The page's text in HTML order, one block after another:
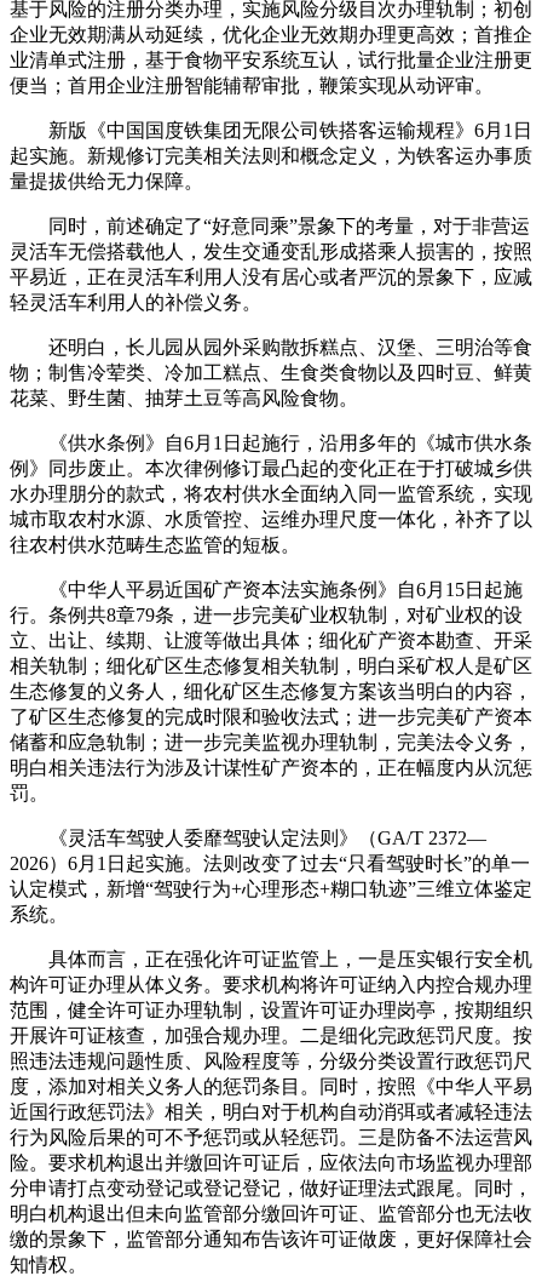
基于风险的注册分类办理，实施风险分级目次办理轨制；初创
企业无效期满从动延续，优化企业无效期办理更高效；首推企
业清单式注册，基于食物平安系统互认，试行批量企业注册更
便当；首用企业注册智能辅帮审批，鞭策实现从动评审。
新版《中国国度铁集团无限公司铁搭客运输规程》6月1日
起实施。新规修订完美相关法则和概念定义，为铁客运办事质
量提拔供给无力保障。
同时，前述确定了“好意同乘”景象下的考量，对于非营运
灵活车无偿搭载他人，发生交通变乱形成搭乘人损害的，按照
平易近，正在灵活车利用人没有居心或者严沉的景象下，应减
轻灵活车利用人的补偿义务。
还明白，长儿园从园外采购散拆糕点、汉堡、三明治等食
物；制售冷荤类、冷加工糕点、生食类食物以及四时豆、鲜黄
花菜、野生菌、抽芽土豆等高风险食物。
《供水条例》自6月1日起施行，沿用多年的《城市供水条
例》同步废止。本次律例修订最凸起的变化正在于打破城乡供
水办理朋分的款式，将农村供水全面纳入同一监管系统，实现
城市取农村水源、水质管控、运维办理尺度一体化，补齐了以
往农村供水范畴生态监管的短板。
《中华人平易近国矿产资本法实施条例》自6月15日起施
行。条例共8章79条，进一步完美矿业权轨制，对矿业权的设
立、出让、续期、让渡等做出具体；细化矿产资本勘查、开采
相关轨制；细化矿区生态修复相关轨制，明白采矿权人是矿区
生态修复的义务人，细化矿区生态修复方案该当明白的内容，
了矿区生态修复的完成时限和验收法式；进一步完美矿产资本
储蓄和应急轨制；进一步完美监视办理轨制，完美法令义务，
明白相关违法行为涉及计谋性矿产资本的，正在幅度内从沉惩
罚。
《灵活车驾驶人委靡驾驶认定法则》（GA/T 2372—
2026）6月1日起实施。法则改变了过去“只看驾驶时长”的单一
认定模式，新增“驾驶行为+心理形态+糊口轨迹”三维立体鉴定
系统。
具体而言，正在强化许可证监管上，一是压实银行安全机
构许可证办理从体义务。要求机构将许可证纳入内控合规办理
范围，健全许可证办理轨制，设置许可证办理岗亭，按期组织
开展许可证核查，加强合规办理。二是细化完政惩罚尺度。按
照违法违规问题性质、风险程度等，分级分类设置行政惩罚尺
度，添加对相关义务人的惩罚条目。同时，按照《中华人平易
近国行政惩罚法》相关，明白对于机构自动消弭或者减轻违法
行为风险后果的可不予惩罚或从轻惩罚。三是防备不法运营风
险。要求机构退出并缴回许可证后，应依法向市场监视办理部
分申请打点变动登记或登记登记，做好证理法式跟尾。同时，
明白机构退出但未向监管部分缴回许可证、监管部分也无法收
缴的景象下，监管部分通知布告该许可证做废，更好保障社会
知情权。